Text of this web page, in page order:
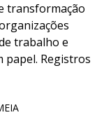
transformação
trabalho e
papel. Registros